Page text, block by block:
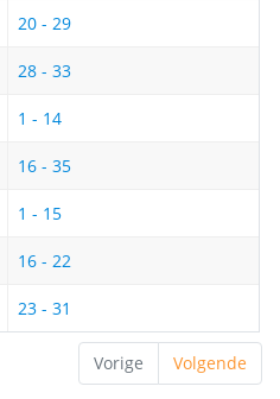
20 - 29
28 - 33
1 - 14
16 - 35
1 - 15
16 - 22
23 - 31
Vorige Volgende